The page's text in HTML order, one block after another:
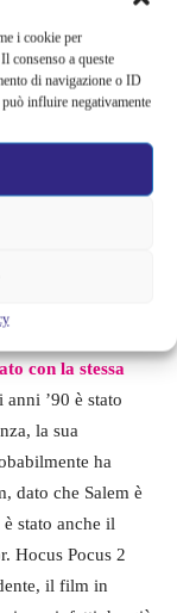
i cookie per
consenso a queste
di navigazione o ID
influire negativamente
con la stessa
’90 è stato
la sua
ha
dato che Salem è
stato anche il
Hocus Pocus 2
il film in